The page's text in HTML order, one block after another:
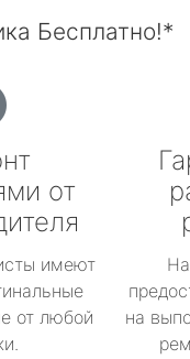
Бесплатно!*
от
имеют
от любой
на